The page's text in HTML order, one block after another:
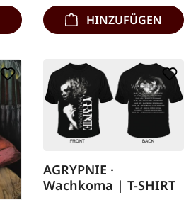
HINZUFÜGEN
AGRYPNIE ·
Wachkoma | T-SHIRT